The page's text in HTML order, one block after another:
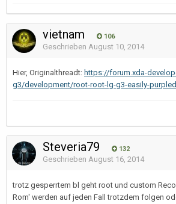
vietnam 106
Geschrieben August 10, 2014
Hier, Originalthreadt: https://forum.xda-
g3/development/root-root-lg-g3-easily-
Steveria79 132
Geschrieben August 16, 2014
trotz gesperrtem bl geht root und custom
Rom' werden auf jeden Fall trotzdem folgen